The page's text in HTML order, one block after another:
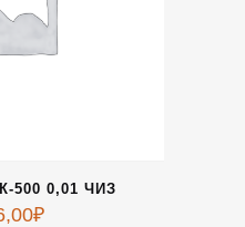
500 0,01 ЧИЗ
₽